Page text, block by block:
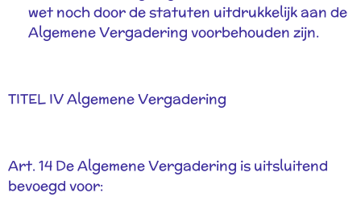
wet noch door de statuten uitdrukkelijk aan de
Algemene Vergadering voorbehouden zijn.
TITEL IV Algemene Vergadering
Art. 14 De Algemene Vergadering is uitsluitend
bevoegd voor: